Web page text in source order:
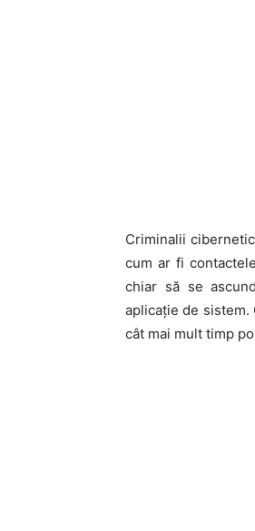
Criminalii
cum ar fi
chiar să se
aplicație de sistem.
cât mai mult timp